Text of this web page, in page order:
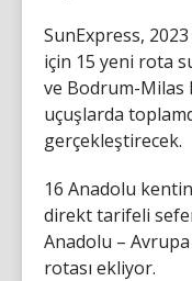
SunExpress,
için 15 yeni rota
ve Bodrum-Milas
uçuşlarda
gerçekleştirecek.
16 Anadolu
direkt tarifeli
Anadolu – Avrupa
rotası ekliyor.